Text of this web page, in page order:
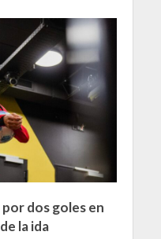
dos goles en
la ida